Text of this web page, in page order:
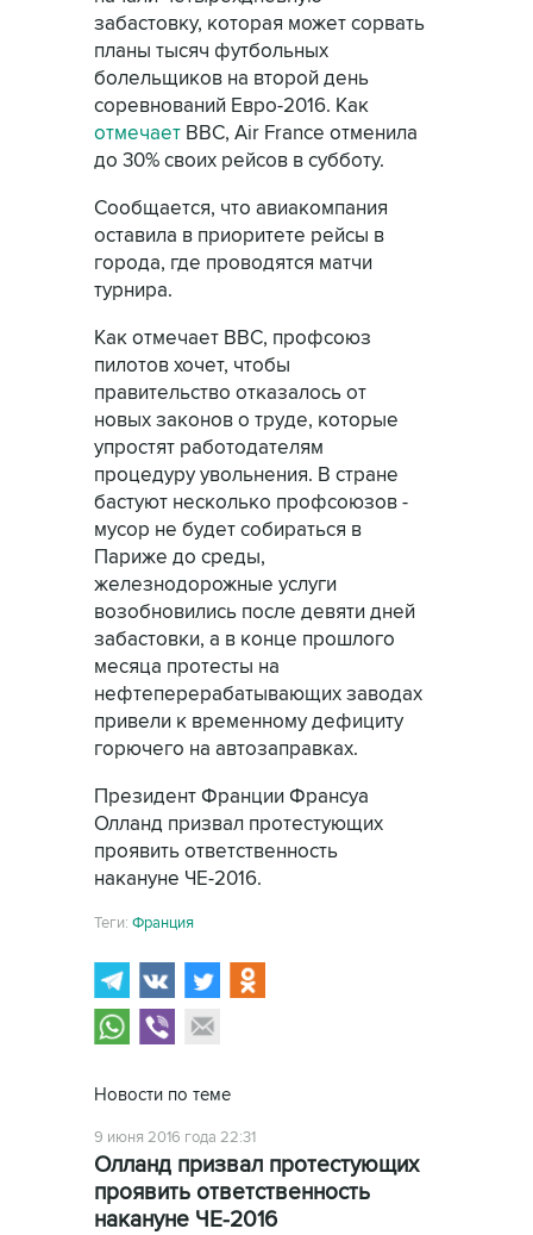
забастовку, которая может сорвать
планы тысяч футбольных
болельщиков на второй день
соревнований Евро-2016. Как
отмечает BBC, Air France отменила
до 30% своих рейсов в субботу.
Сообщается, что авиакомпания
оставила в приоритете рейсы в
города, где проводятся матчи
турнира.
Как отмечает BBC, профсоюз
пилотов хочет, чтобы
правительство отказалось от
новых законов о труде, которые
упростят работодателям
процедуру увольнения. В стране
бастуют несколько профсоюзов -
мусор не будет собираться в
Париже до среды,
железнодорожные услуги
возобновились после девяти дней
забастовки, а в конце прошлого
месяца протесты на
нефтеперерабатывающих заводах
привели к временному дефициту
горючего на автозаправках.
Президент Франции Франсуа
Олланд призвал протестующих
проявить ответственность
накануне ЧЕ-2016.
Теги: Франция
Новости по теме
9 июня 2016 года 22:31
Олланд призвал протестующих
проявить ответственность
накануне ЧЕ-2016